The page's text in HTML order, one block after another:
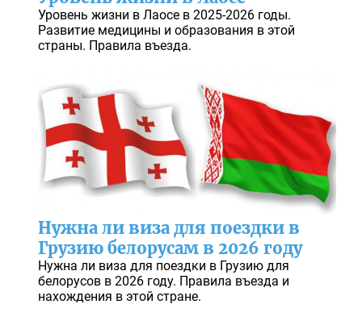
Уровень жизни в Лаосе в 2025-2026 годы.
Развитие медицины и образования в этой
страны. Правила въезда.
Нужна ли виза для поездки в
Грузию белорусам в 2026 году
Нужна ли виза для поездки в Грузию для
белорусов в 2026 году. Правила въезда и
нахождения в этой стране.